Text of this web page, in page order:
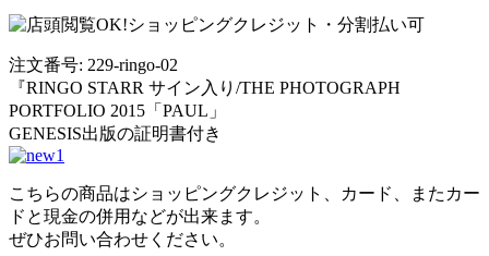
注文番号: 229-ringo-02
『RINGO STARR サイン入り/THE PHOTOGRAPH
PORTFOLIO 2015「PAUL」
GENESIS出版の証明書付き
こちらの商品はショッピングクレジット、カード、またカー
ドと現金の併用などが出来ます。
ぜひお問い合わせください。